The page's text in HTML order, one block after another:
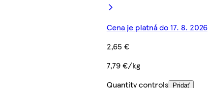
Cena je platná do 17. 8. 2026
2,65 €
7,79 €/kg
Quantity controls
Pridať